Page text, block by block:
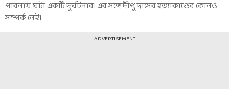
পাবনায় ঘটা একটি দুর্ঘটনার। এর সঙ্গে দীপু দাসের হত্যাকাণ্ডের কোনও
সম্পর্ক নেই।
ADVERTISEMENT